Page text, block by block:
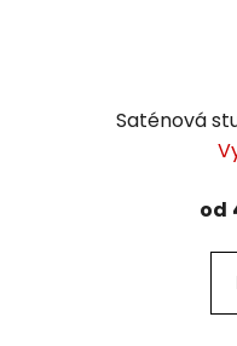
Saténová
od